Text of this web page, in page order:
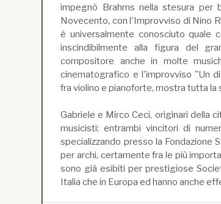
impegnò Brahms nella stesura per
Novecento, con l'Improvviso di Nino
è universalmente conosciuto quale
inscindibilmente alla figura del
compositore anche in molte
cinematografico e l'improvviso "Un
fra violino e pianoforte, mostra tutta la
Gabriele e Mirco Ceci, originari della
musicisti: entrambi vincitori di
specializzando presso la Fondazione
per archi, certamente fra le più
sono già esibiti per prestigiose
Italia che in Europa ed hanno anche